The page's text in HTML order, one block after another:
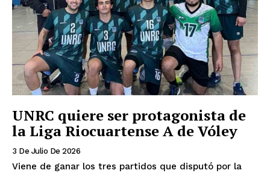
UNRC quiere ser protagonista de
la Liga Riocuartense A de Vóley
3 De Julio De 2026
Viene de ganar los tres partidos que disputó por la